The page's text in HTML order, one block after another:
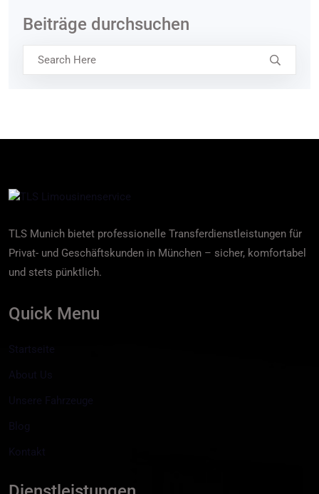
Beiträge durchsuchen
TLS Munich bietet professionelle Transferdienstleistungen für
Privat- und Geschäftskunden in München – sicher, komfortabel
und stets pünktlich.
Quick Menu
Startseite
About Us
Unsere Fahrzeuge
Blog
Kontakt